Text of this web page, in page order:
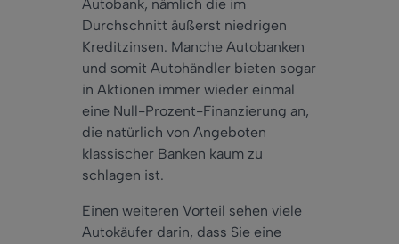
Autobank, nämlich die im
Durchschnitt äußerst niedrigen
Kreditzinsen. Manche Autobanken
und somit Autohändler bieten sogar
in Aktionen immer wieder einmal
eine Null-Prozent-Finanzierung an,
die natürlich von Angeboten
klassischer Banken kaum zu
schlagen ist.
Einen weiteren Vorteil sehen viele
Autokäufer darin, dass Sie eine